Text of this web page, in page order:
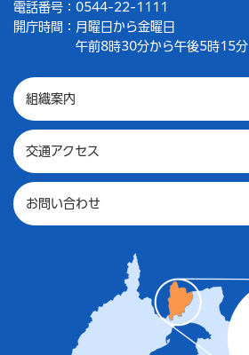
電話番号：0544-22-1111
開庁時間： 月曜日から金曜日
午前8時30分から午後5時15分
組織案内
交通アクセス
お問い合わせ